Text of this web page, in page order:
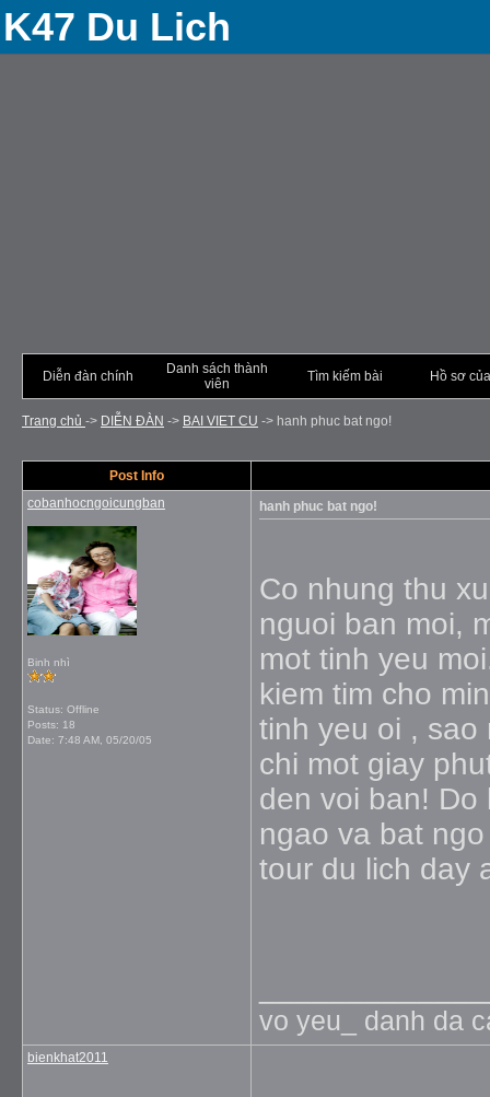
K47 Du Lich
Diễn đàn chính
Danh sách thành
viên
Tìm kiếm bài Hồ sơ
Trang chủ -> DIỄN ÐÀN -> BAI VIET CU -> hanh phuc bat ngo!
Post Info
cobanhocngoicungban
Binh nhì
Status: Offline
Posts: 18
Date: 7:48 AM, 05/20/05
hanh phuc bat ngo!
Co nhung thu
nguoi ban moi,
mot tinh yeu
kiem tim cho
tinh yeu oi , sao
chi mot giay
den voi ban!
ngao va bat
tour du lich day
vo yeu_ danh da
bienkhat2011